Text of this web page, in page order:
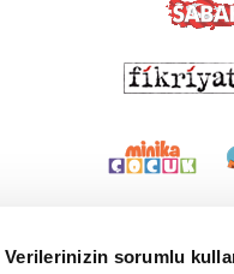
Verilerinizin sorumlu